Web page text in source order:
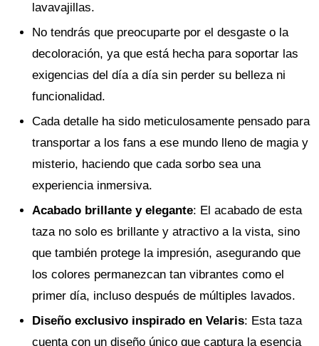
lavavajillas.
No tendrás que preocuparte por el desgaste o la
decoloración, ya que está hecha para soportar las
exigencias del día a día sin perder su belleza ni
funcionalidad.
Cada detalle ha sido meticulosamente pensado para
transportar a los fans a ese mundo lleno de magia y
misterio, haciendo que cada sorbo sea una
experiencia inmersiva.
Acabado brillante y elegante: El acabado de esta
taza no solo es brillante y atractivo a la vista, sino
que también protege la impresión, asegurando que
los colores permanezcan tan vibrantes como el
primer día, incluso después de múltiples lavados.
Diseño exclusivo inspirado en Velaris: Esta taza
cuenta con un diseño único que captura la esencia